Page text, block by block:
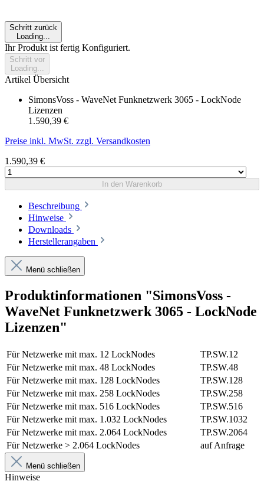
Schritt zurück
Loading...
Ihr Produkt ist fertig Konfiguriert.
Schritt vor
Loading...
Artikel Übersicht
SimonsVoss - WaveNet Funknetzwerk 3065 - LockNode
Lizenzen
1.590,39 €
Preise inkl. MwSt. zzgl. Versandkosten
1.590,39 €
In den Warenkorb
Beschreibung
Hinweise
Downloads
Herstellerangaben
Menü schließen
Produktinformationen "SimonsVoss -
WaveNet Funknetzwerk 3065 - LockNode
Lizenzen"
Für Netzwerke mit max. 12 LockNodes
TP.SW.12
Für Netzwerke mit max. 48 LockNodes
TP.SW.48
Für Netzwerke mit max. 128 LockNodes
TP.SW.128
Für Netzwerke mit max. 258 LockNodes
TP.SW.258
Für Netzwerke mit max. 516 LockNodes
TP.SW.516
Für Netzwerke mit max. 1.032 LockNodes
TP.SW.1032
Für Netzwerke mit max. 2.064 LockNodes
TP.SW.2064
Für Netzwerke > 2.064 LockNodes
auf Anfrage
Menü schließen
Hinweise